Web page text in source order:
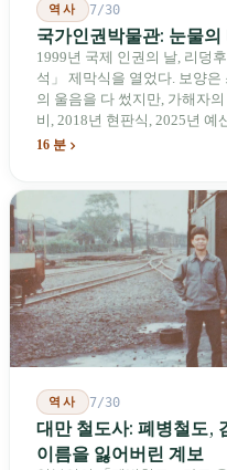
역사 7/30
국가인권박물관: 눈물
1999년 국제 인권의 날, 리덩
석」 제막식을 열었다. 보양
의 울음을 다 썼지만, 가해자
비, 2018년 현판식, 2025년 예
념하기 위해 스스로 세운 박물
16 분
역사 7/30
대만 철도사: 폐병철도,
이름을 잃어버린 계보